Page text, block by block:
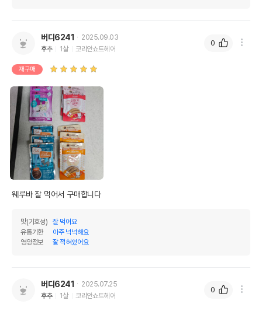
버디6241
2025.09.03
후추
1살 코리안쇼트헤어
재구매
웨루바 잘 먹어서 구매합니다
맛(기호성)
잘 먹어요
유통기한
아주 넉넉해요
영양정보
잘 적혀있어요
0
버디6241
2025.07.25
후추
1살 코리안쇼트헤어
0